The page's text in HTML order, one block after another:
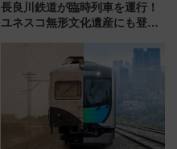
長良川鉄道が臨時列車を運行！
ユネスコ無形文化遺産にも登録
に 乗車には予約が必要